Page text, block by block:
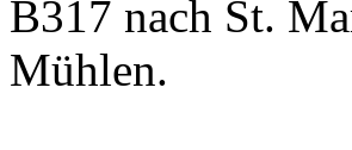
B317 nach St.
Mühlen.